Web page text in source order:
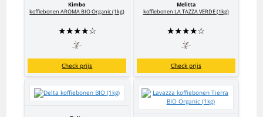
Kimbo
koffiebonen AROMA BIO Organic (1kg)
★★★★☆
Check prijs
Melitta
koffiebonen LA TAZZA VERDE (1kg)
★★★★☆
Check prijs